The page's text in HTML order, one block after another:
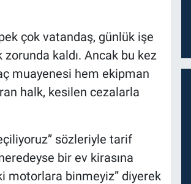
çok vatandaş, günlük işe
kaldı. Ancak bu kez
muayenesi hem ekipman
halk, kesilen cezalarla
sözleriyle tarif
bir ev kirasına
motorlara binmeyiz” diyerek